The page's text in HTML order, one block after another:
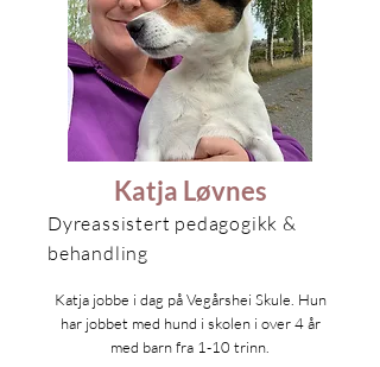
Katja Løvnes
Dyreassistert pedagogikk &
behandling
Katja jobbe i dag på Vegårshei Skule. Hun
har jobbet med hund i skolen i over 4 år
med barn fra 1-10 trinn.